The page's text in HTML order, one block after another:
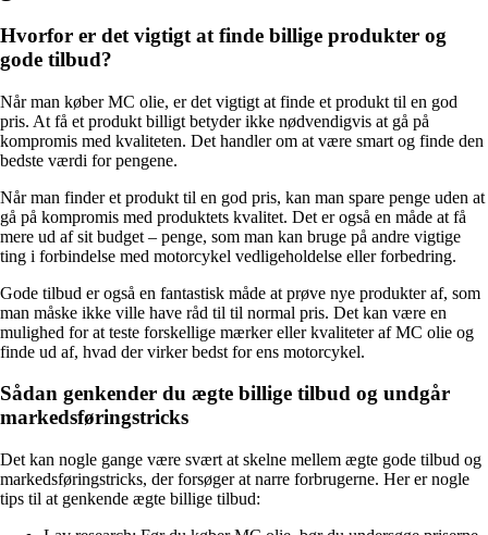
Hvorfor er det vigtigt at finde billige produkter og
gode tilbud?
Når man køber MC olie, er det vigtigt at finde et produkt til en god
pris. At få et produkt billigt betyder ikke nødvendigvis at gå på
kompromis med kvaliteten. Det handler om at være smart og finde den
bedste værdi for pengene.
Når man finder et produkt til en god pris, kan man spare penge uden at
gå på kompromis med produktets kvalitet. Det er også en måde at få
mere ud af sit budget – penge, som man kan bruge på andre vigtige
ting i forbindelse med motorcykel vedligeholdelse eller forbedring.
Gode tilbud er også en fantastisk måde at prøve nye produkter af, som
man måske ikke ville have råd til til normal pris. Det kan være en
mulighed for at teste forskellige mærker eller kvaliteter af MC olie og
finde ud af, hvad der virker bedst for ens motorcykel.
Sådan genkender du ægte billige tilbud og undgår
markedsføringstricks
Det kan nogle gange være svært at skelne mellem ægte gode tilbud og
markedsføringstricks, der forsøger at narre forbrugerne. Her er nogle
tips til at genkende ægte billige tilbud: